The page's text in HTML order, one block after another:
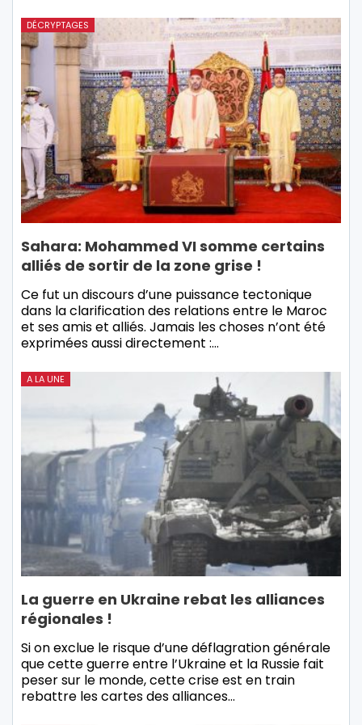
DÉCRYPTAGES
Sahara: Mohammed VI somme certains
alliés de sortir de la zone grise !
Ce fut un discours d’une puissance tectonique
dans la clarification des relations entre le Maroc
et ses amis et alliés. Jamais les choses n’ont été
exprimées aussi directement :…
A LA UNE
La guerre en Ukraine rebat les alliances
régionales !
Si on exclue le risque d’une déflagration générale
que cette guerre entre l’Ukraine et la Russie fait
peser sur le monde, cette crise est en train
rebattre les cartes des alliances…